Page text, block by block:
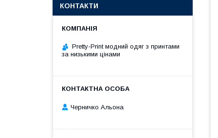
КОНТАКТИ
Pretty-Print модний одяг з принтами
за низькими цінами
Черничко Альона